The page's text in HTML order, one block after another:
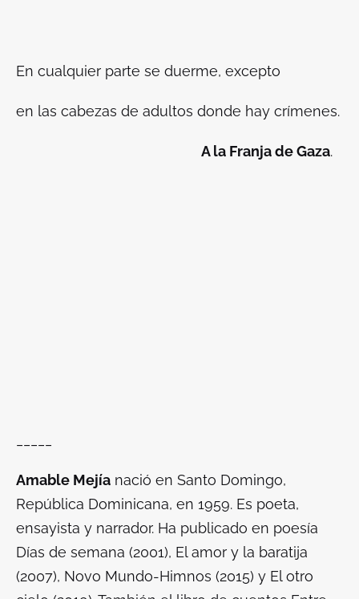
En cualquier parte se duerme, excepto
en las cabezas de adultos donde hay crímenes.
A la Franja de Gaza.
Amable Mejía nació en Santo Domingo,
República Dominicana, en 1959. Es poeta,
ensayista y narrador. Ha publicado en poesía
Días de semana (2001), El amor y la baratija
(2007), Novo Mundo-Himnos (2015) y El otro